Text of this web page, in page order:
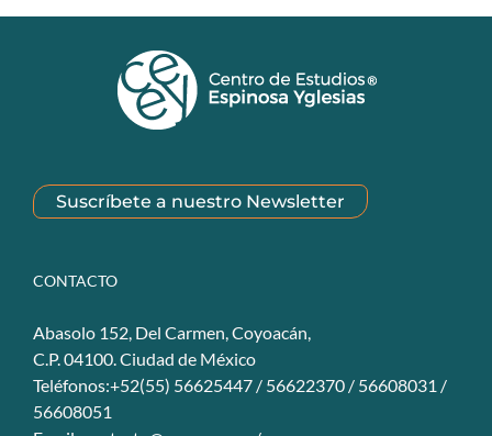
Suscríbete a nuestro Newsletter
CONTACTO
Abasolo 152, Del Carmen, Coyoacán,
C.P. 04100. Ciudad de México
Teléfonos:+52(55) 56625447 / 56622370 / 56608031 /
56608051